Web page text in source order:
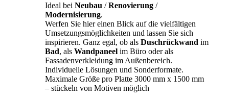
Ideal bei Neubau /Renovierung /
Modernisierung.
Werfen Sie hier einen Blick auf die vielfältigen
Umsetzungsmöglichkeiten und lassen Sie sich
inspirieren. Ganz egal, ob als Duschrückwand im
Bad, als Wandpaneel im Büro oder als
Fassadenverkleidung im Außenbereich.
Individuelle Lösungen und Sonderformate.
Maximale Größe pro Platte 3000 mm x 1500 mm
– stückeln von Motiven möglich